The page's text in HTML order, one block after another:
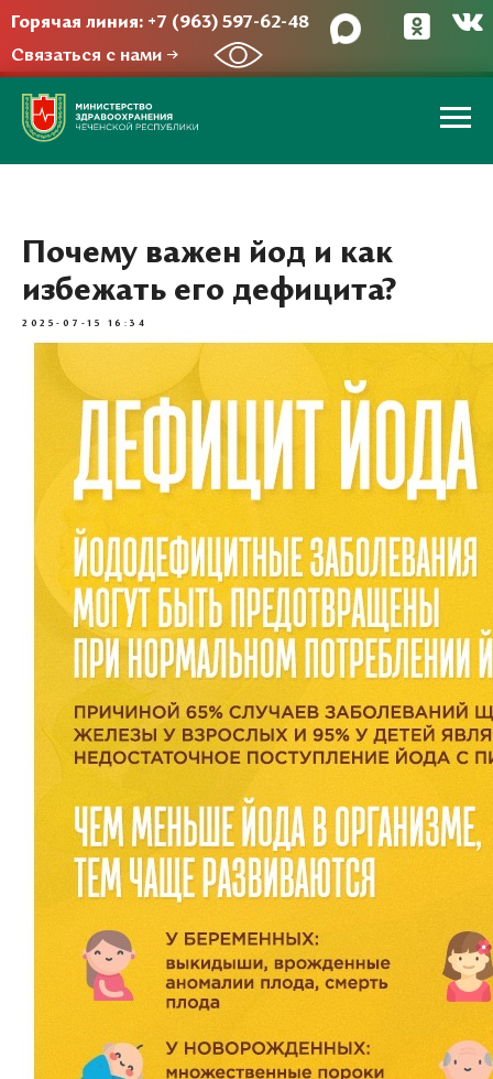
Горячая линия: +7 (963) 597-62-48
Связаться с нами →
Почему важен йод и как
избежать его дефицита?
2025-07-15 16:34